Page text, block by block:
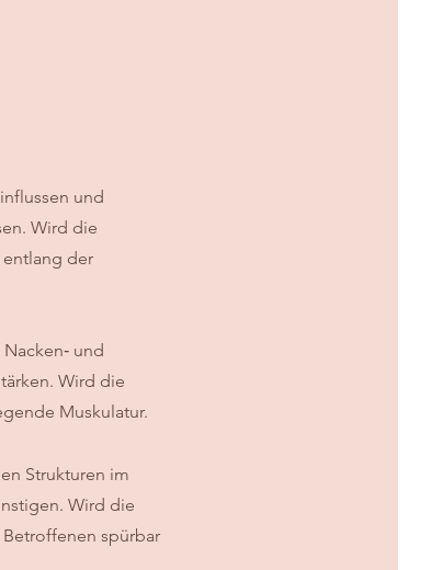
und
Wird die
entlang der
und
Wird die
Muskulatur.
Strukturen im
Wird die
spürbar